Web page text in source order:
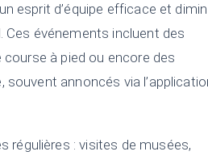
esprit d’équipe efficace et
Ces événements incluent des
à pied ou encore des
souvent annoncés via
régulières : visites de musées,